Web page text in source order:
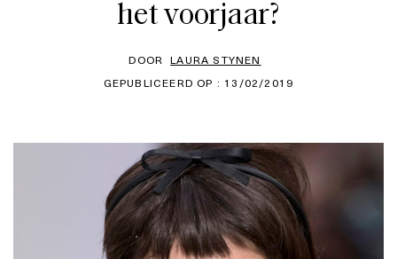
het voorjaar?
DOOR LAURA STYNEN
GEPUBLICEERD OP : 13/02/2019